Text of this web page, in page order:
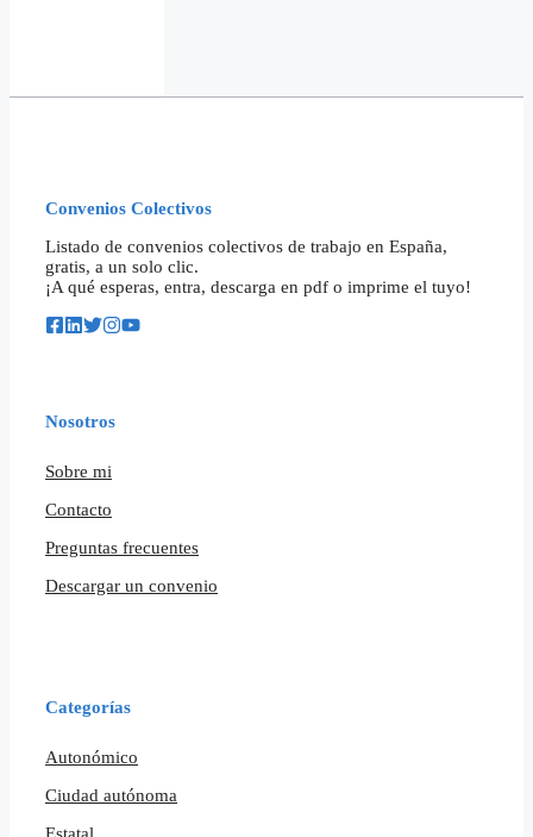
Convenios Colectivos
Listado de convenios colectivos de trabajo en España,
gratis, a un solo clic.
¡A qué esperas, entra, descarga en pdf o imprime el tuyo!
Nosotros
Sobre mi
Contacto
Preguntas frecuentes
Descargar un convenio
Categorías
Autonómico
Ciudad autónoma